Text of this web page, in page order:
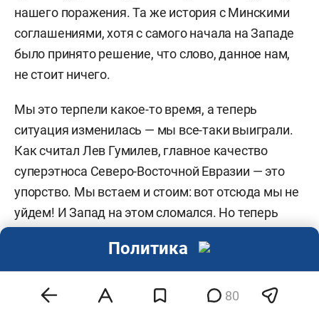
нашего поражения. Та же история с Минскими
соглашениями, хотя с самого начала на Западе
было принято решение, что слово, данное нам,
не стоит ничего.
Мы это терпели какое-то время, а теперь
ситуация изменилась — мы все-таки выиграли.
Как считал Лев Гумилев, главное качество
суперэтноса Северо-Восточной Евразии — это
упорство. Мы встаем и стоим: вот отсюда мы не
уйдем! И Запад на этом сломался. Но теперь
элиты надо будет вычищать. Была попытка
вычистить эти элиты Сталиным, который это
понимал, но он это дело до конца не довел.
80
Политика